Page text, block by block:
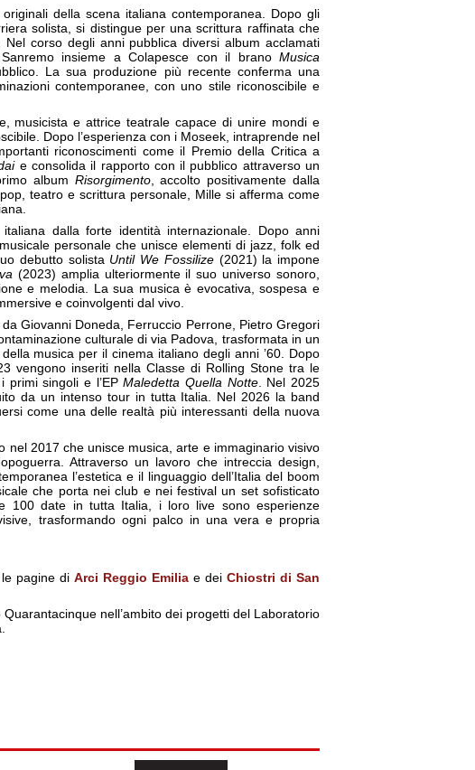
della scena italiana contemporanea. Dopo gli
solista, si distingue per una scrittura raffinata che
corso degli anni pubblica diversi album acclamati
insieme a Colapesce con il brano Musica
La sua produzione più recente conferma una
contemporanee, con uno stile riconoscibile e
musicista e attrice teatrale capace di unire mondi e
Dopo l’esperienza con i Moseek, intraprende nel
riconoscimenti come il Premio della Critica a
e consolida il rapporto con il pubblico attraverso un
album Risorgimento, accolto positivamente dalla
teatro e scrittura personale, Mille si afferma come
dalla forte identità internazionale. Dopo anni
personale che unisce elementi di jazz, folk ed
debutto solista Until We Fossilize(2021) la impone
(2023) amplia ulteriormente il suo universo sonoro,
e melodia. La sua musica è evocativa, sospesa e
e coinvolgenti dal vivo.
Giovanni Doneda, Ferruccio Perrone, Pietro Gregori
culturale di via Padova, trasformata in un
musica per il cinema italiano degli anni ’60. Dopo
vengono inseriti nella Classe di Rolling Stone tra le
primi singoli e l’EPMaledetta Quella Notte. Nel 2025
da un intenso tour in tutta Italia. Nel 2026 la band
come una delle realtà più interessanti della nuova
nel 2017 che unisce musica, arte e immaginario visivo
Attraverso un lavoro che intreccia design,
l’estetica e il linguaggio dell’Italia del boom
che porta nei club e nei festival un set sofisticato
100 date in tutta Italia, i loro live sono esperienze
trasformando ogni palco in una vera e propria
pagine di Arci Reggio Emiliae dei Chiostri di San
nell’ambito dei progetti del Laboratorio